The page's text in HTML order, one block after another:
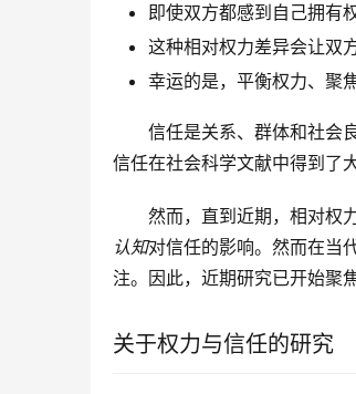
即使双方都感到自己拥有
这种相对权力差异会让双
幸运的是，平衡权力、聚
信任是关系、群体和社会
信任在社会科学文献中得到了
然而，直到近期，相对权
认知对信任的影响。然而在当
注。因此，近期研究已开始聚
关于权力与信任的研究